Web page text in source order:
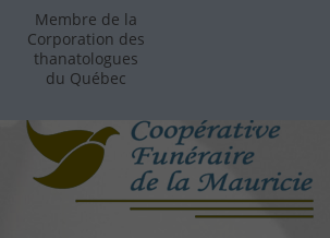
Membre de la
Corporation des
thanatologues
du Québec